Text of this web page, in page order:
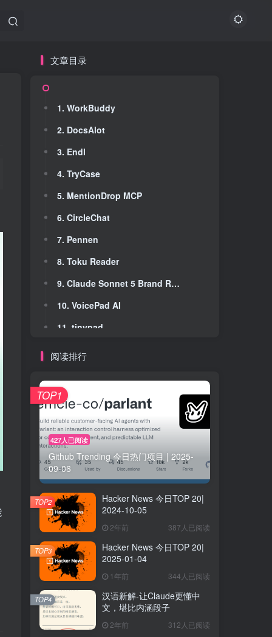
文章目录
1. WorkBuddy
2. DocsAlot
3. Endl
4. TryCase
5. MentionDrop MCP
6. CircleChat
7. Pennen
8. Toku Reader
9. Claude Sonnet 5 Brand Report
10. VoicePad AI
11. tinypad
12. NotientAI
14. Magnut AI
16. Proofling
17. Profit Bid
18. Profit Router
19. StaffEngineer
20. AI Brand Kits
文章目录
1. WorkBuddy
2. DocsAlot
3. Endl
4. TryCase
5. MentionDrop MCP
6. CircleChat
7. Pennen
8. Toku Reader
9. Claude Sonnet 5 Brand Report
10. VoicePad AI
11. tinypad
12. NotientAI
14. Magnut AI
16. Proofling
17. Profit Bid
18. Profit Router
19. StaffEngineer
20. AI Brand Kits
阅读排行
427人已阅读
Github Trending 今日热门项目 | 2025-
09-06
TOP1
Hacker News 今日TOP 20|
2024-10-05
2年前 387人已阅读
TOP2
Hacker News 今日TOP 20|
2025-01-04
1年前 344人已阅读
TOP3
汉语新解-让Claude更懂中
文，堪比内涵段子
2年前 312人已阅读
TOP4